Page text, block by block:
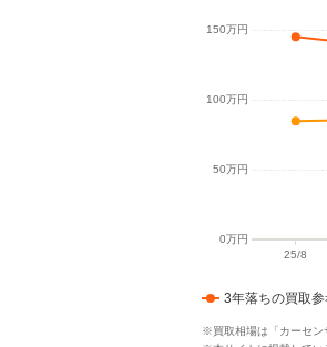
3年落ちの買取
※買取相場は「カーセン